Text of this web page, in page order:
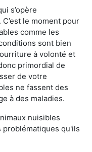
s’opère
le moment pour
comme les
sont bien
à volonté et
primordial de
de votre
ne fassent des
à des maladies.
nuisibles
qu'ils